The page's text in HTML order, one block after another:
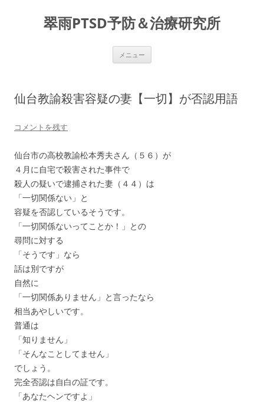
翠雨PTSD予防＆治療研究所
メニュー
仙台教諭殺害容疑の妻【一切】が否認用語
コメントを残す
仙台市の高校教諭松本秀夫さん（５６）が
４月に自宅で殺害された事件で
殺人の疑いで逮捕された妻（４４）は
「一切関係ない」と
容疑を否認しているそうです。
「一切関係ないってことか！」との
尋問に対する
「そうです」なら
話は別ですが
自然に
「一切関係ありません」と言ったなら
相当あやしいです。
普通は
「知りません」
「そんなことしてません」
でしょう。
完全否認は自白の証です。
「あなたヘンですよ」